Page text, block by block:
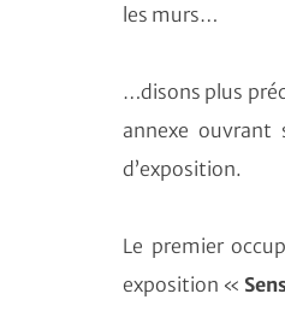
les murs…
…disons plus
annexe
d’exposition.
Le premier
exposition «